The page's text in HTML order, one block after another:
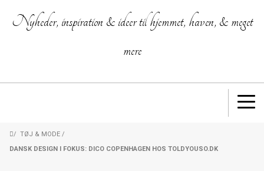
Nyheder, inspiration & ideer til hjemmet, haven, & meget
mere
/ TØJ & MODE /
DANSK DESIGN I FOKUS: DICO COPENHAGEN HOS TOLDYOUSO.DK